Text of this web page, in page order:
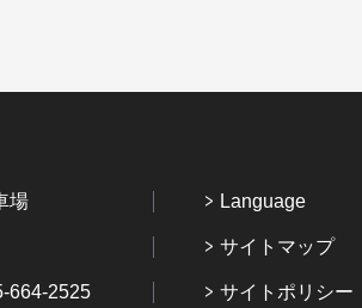
場
664-2525
Language
サイトマップ
サイトポリシー